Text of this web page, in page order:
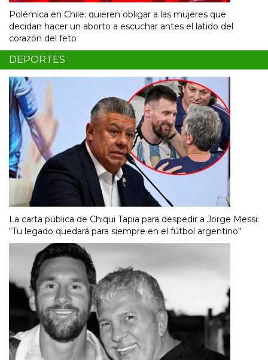
Polémica en Chile: quieren obligar a las mujeres que
decidan hacer un aborto a escuchar antes el latido del
corazón del feto
DEPORTES
La carta pública de Chiqui Tapia para despedir a Jorge Messi:
"Tu legado quedará para siempre en el fútbol argentino"